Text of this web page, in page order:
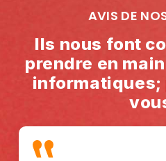
AVIS DE
Ils nous font
prendre en
informatiques;